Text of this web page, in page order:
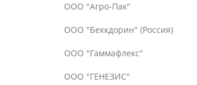
ООО "Агро-Пак"
ООО "Беккдорин" (Россия)
ООО "Гаммафлекс"
ООО "ГЕНЕЗИС"